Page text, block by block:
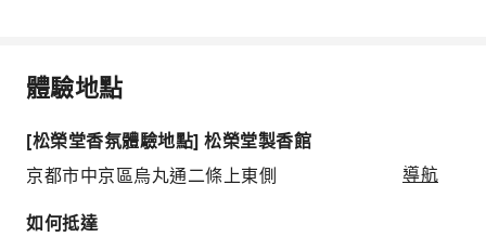
體驗地點
[松榮堂香氛體驗地點] 松榮堂製香館
京都市中京區烏丸通二條上東側
導航
如何抵達